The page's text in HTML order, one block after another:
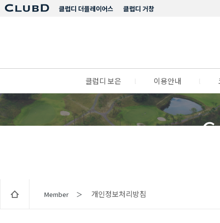
클럽디 거창
클럽디 더플레이어스
클럽디 보은 이용안내
Member ＞ 개인정보처리방침